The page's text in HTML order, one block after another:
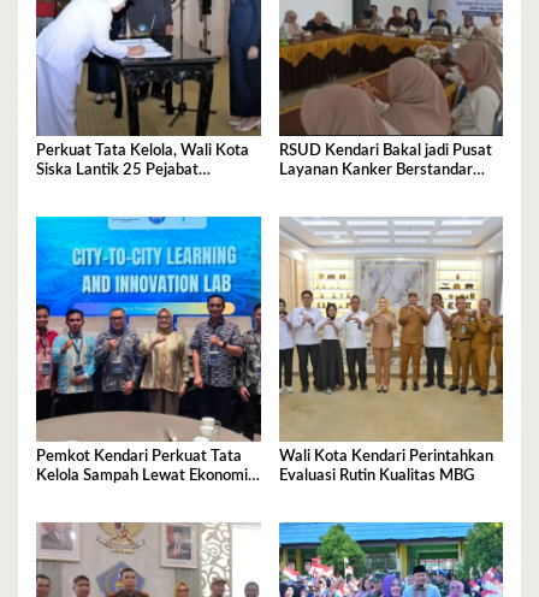
Perkuat Tata Kelola, Wali Kota
Siska Lantik 25 Pejabat
RSUD Kendari Bakal jadi Pusat
Layanan Kanker Berstandar
Pemkot Kendari Perkuat Tata
Kelola Sampah Lewat Ekonomi
Wali Kota Kendari Perintahkan
Evaluasi Rutin Kualitas MBG